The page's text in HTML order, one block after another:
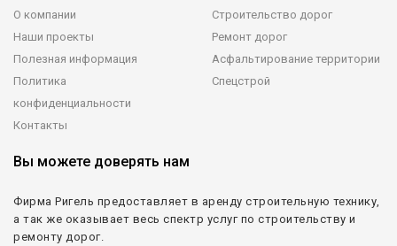
О компании
Наши проекты
Полезная информация
Политика
конфиденциальности
Контакты
Строительство дорог
Ремонт дорог
Асфальтирование территории
Спецстрой
Вы можете доверять нам
Фирма Ригель предоставляет в аренду строительную технику,
а так же оказывает весь спектр услуг по строительству и
ремонту дорог.